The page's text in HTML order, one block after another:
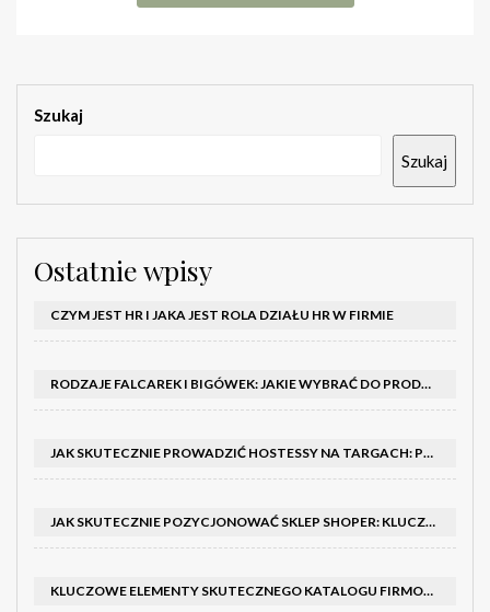
Szukaj
Szukaj
Ostatnie wpisy
CZYM JEST HR I JAKA JEST ROLA DZIAŁU HR W FIRMIE
RODZAJE FALCAREK I BIGÓWEK: JAKIE WYBRAĆ DO PRODUKCJI?
JAK SKUTECZNIE PROWADZIĆ HOSTESSY NA TARGACH: PORADNIK I SZKOLENIA
JAK SKUTECZNIE POZYCJONOWAĆ SKLEP SHOPER: KLUCZOWE KROKI I STRATEGIE
KLUCZOWE ELEMENTY SKUTECZNEGO KATALOGU FIRMOWEGO I BROSZURY